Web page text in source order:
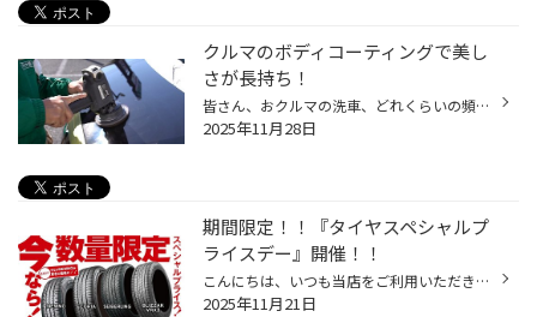
クルマのボディコーティングで美し
さが長持ち！
皆さん、おクルマの洗車、どれくらいの頻度でされてますか？ お忙しい毎日の中で、ずっとキレイに保つのは至難の業ではないでしょうか？ それでも、なるべくクルマはキレイに保ちたいというお客様にオススメなサービス 今回は、おクルマの「ボディコーティング」のご紹介です。 ボディコーティング...
2025年11月28日
期間限定！！『タイヤスペシャルプ
ライスデー』開催！！
こんにちは、いつも当店をご利用いただきましてありがとうございます。 本日より、コクピット・タイヤ館におきまして、 期間限定！ サイズ限定！！ 数量限定！！！ お得にお買い求めいただける、「タイヤスペシャルプライスデー」がスタートします！ お得なタイヤのご紹介！！ ワゴンR、N-BOX、タン...
2025年11月21日